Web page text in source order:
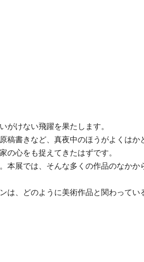
がけない飛躍を果たします。
稿書きなど、真夜中のほうがよくはか
の心をも捉えてきたはずです。
展では、そんな多くの作品のなかか
は、どのように美術作品と関わってい